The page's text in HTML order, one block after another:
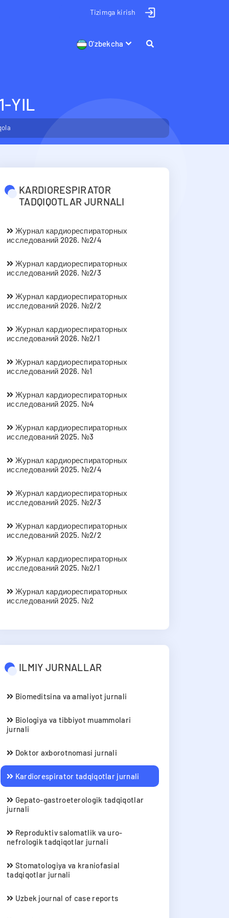
Tizimga kirish
O'zbekcha
YIL
KARDIORESPIRATOR
TADQIQOTLAR JURNALI
Журнал кардиореспираторных
исследований 2026. №2/4
Журнал кардиореспираторных
исследований 2026. №2/3
Журнал кардиореспираторных
исследований 2026. №2/2
Журнал кардиореспираторных
исследований 2026. №2/1
Журнал кардиореспираторных
исследований 2026. №1
Журнал кардиореспираторных
исследований 2025. №4
Журнал кардиореспираторных
исследований 2025. №3
Журнал кардиореспираторных
исследований 2025. №2/4
Журнал кардиореспираторных
исследований 2025. №2/3
Журнал кардиореспираторных
исследований 2025. №2/2
Журнал кардиореспираторных
исследований 2025. №2/1
Журнал кардиореспираторных
исследований 2025. №2
ILMIY JURNALLAR
Biomeditsina va amaliyot jurnali
Biologiya va tibbiyot muammolari
jurnali
Doktor axborotnomasi jurnali
Kardiorespirator tadqiqotlar jurnali
Gepato-gastroeterologik tadqiqotlar
jurnali
Reproduktiv salomatlik va uro-
nefrologik tadqiqotlar jurnali
Stomatologiya va kraniofasial
tadqiqotlar jurnali
Uzbek journal of case reports